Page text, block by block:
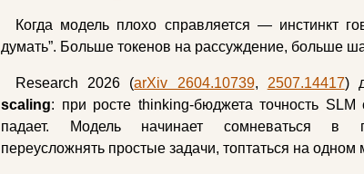
Когда модель плохо справляется — инстинкт
думать”. Больше токенов на рассуждение, больше
Research 2026 (arXiv 2604.10739, 2507.14417)
scaling: при росте thinking-бюджета точность SLM
падает. Модель начинает сомневаться в
переусложнять простые задачи, топтаться на одном